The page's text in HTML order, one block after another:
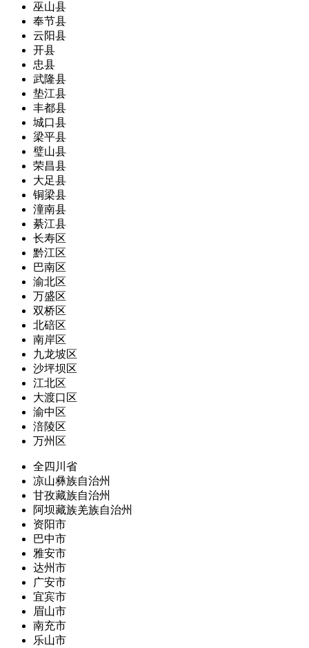
巫山县
奉节县
云阳县
开县
忠县
武隆县
垫江县
丰都县
城口县
梁平县
璧山县
荣昌县
大足县
铜梁县
潼南县
綦江县
长寿区
黔江区
巴南区
渝北区
万盛区
双桥区
北碚区
南岸区
九龙坡区
沙坪坝区
江北区
大渡口区
渝中区
涪陵区
万州区
全四川省
凉山彝族自治州
甘孜藏族自治州
阿坝藏族羌族自治州
资阳市
巴中市
雅安市
达州市
广安市
宜宾市
眉山市
南充市
乐山市